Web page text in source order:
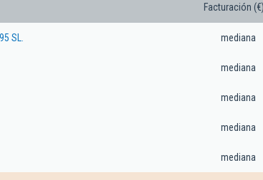
Facturación (€)
SL. mediana
mediana
mediana
mediana
mediana